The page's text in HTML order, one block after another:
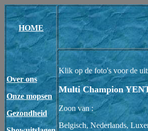
HOME
Over ons
Onze mopsen
Gezondheid
Klik op de foto's voor de
Multi Champion
Zoon van :
Belgisch, Nederlands,